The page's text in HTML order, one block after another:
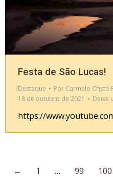
Festa de São Lucas!
Destaque Por Carmelo Cristo
18 de outubro de 2021
Deixe
https://
← 1 … 99 100